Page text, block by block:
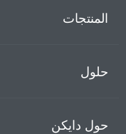
دايكن